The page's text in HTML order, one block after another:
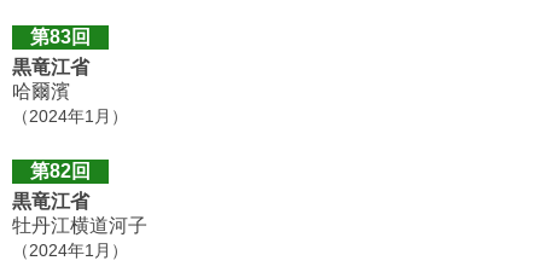
第83回
黒竜江省
哈爾濱
（2024年1月）
第82回
黒竜江省
牡丹江横道河子
（2024年1月）